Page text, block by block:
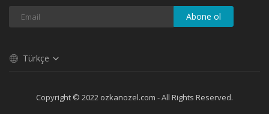
Abone ol
Türkçe
Copyright © 2022 ozkanozel.com - All Rights Reserved.